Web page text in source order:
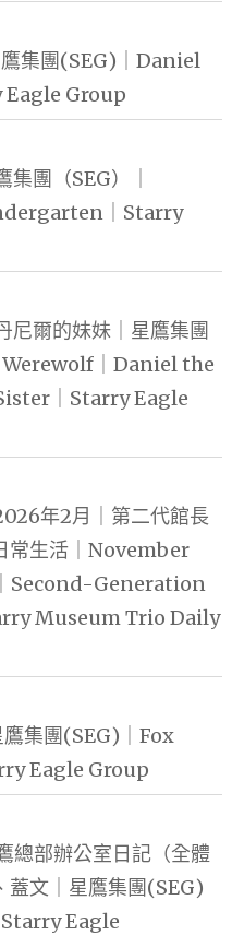
集團(SEG)｜Daniel
Group
團（SEG）｜
｜Starry
尼爾的妹妹｜星鷹集團
Werewolf｜Daniel the
｜Starry Eagle
年2月｜第二代館長
常生活｜November
Second-Generation
Museum Trio Daily
集團(SEG)｜Fox
Eagle Group
總部辦公室日記（全體
蓋文｜星鷹集團(SEG)
Starry Eagle